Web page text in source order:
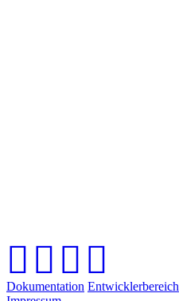
Dokumentation Entwicklerbereich